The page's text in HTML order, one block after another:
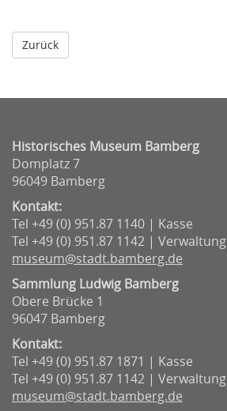
Historisches Museum Bamberg
Domplatz 7
96049 Bamberg
Kontakt:
Tel +49 (0) 951.87 1140 | Kasse
Tel +49 (0) 951.87 1142 | Verwaltung
museum@stadt.bamberg.de
Sammlung Ludwig Bamberg
Obere Brücke 1
96047 Bamberg
Kontakt:
Tel +49 (0) 951.87 1871 | Kasse
Tel +49 (0) 951.87 1142 | Verwaltung
museum@stadt.bamberg.de